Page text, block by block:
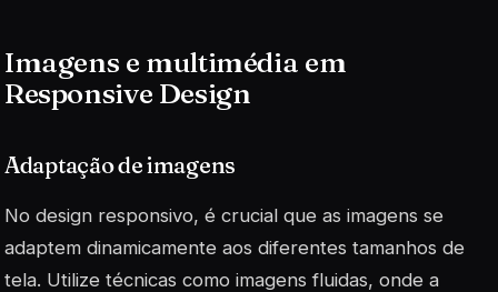
Imagens e multimédia em
Responsive Design
Adaptação de imagens
No design responsivo, é crucial que as imagens se
adaptem dinamicamente aos diferentes tamanhos de
tela. Utilize técnicas como imagens fluidas, onde a